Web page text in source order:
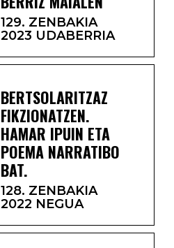
129. ZENBAKIA
2023 UDABERRIA
BERTSOLARITZAZ
FIKZIONATZEN.
HAMAR IPUIN ETA
POEMA NARRATIBO
BAT.
128. ZENBAKIA
2022 NEGUA